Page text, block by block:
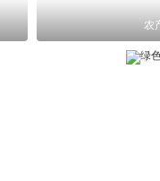
农